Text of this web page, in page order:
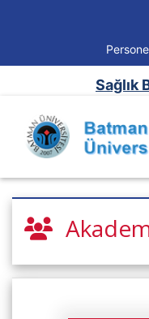
Sağlık